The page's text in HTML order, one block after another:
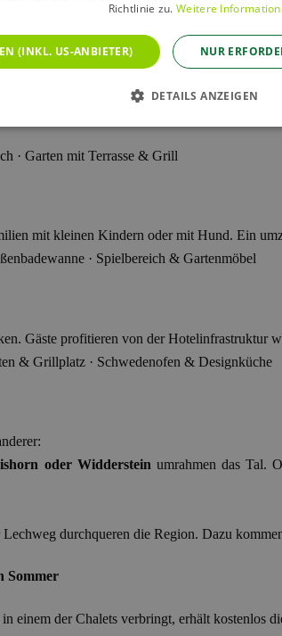
– mit großem Garten, Holzspielplatz,
· Garten mit Terrasse & Grill
mit kleinen Kindern oder mit Hund. Ein
· Spielbereich & Gartenmöbel
Gäste profitieren von der Hotelinfrastruktur
& Grillplatz · Schwedenofen & Designküche
oder Widderstein umrahmen das Tal.
durchqueren die Region. Dazu
Sommer
einem der Chalets verbringt, erhält kostenlos
Richtlinie zu.Weitere
(INKL. US-ANBIETER) NUR
DETAILS ANZEIGEN